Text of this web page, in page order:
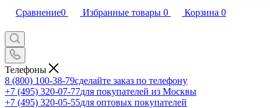
Сравнение0 Избранные товары 0 Корзина 0
Телефоны
8 (800) 100-38-79сделайте заказ по телефону
+7 (495) 320-07-77для покупателей из Москвы
+7 (495) 320-05-55для оптовых покупателей